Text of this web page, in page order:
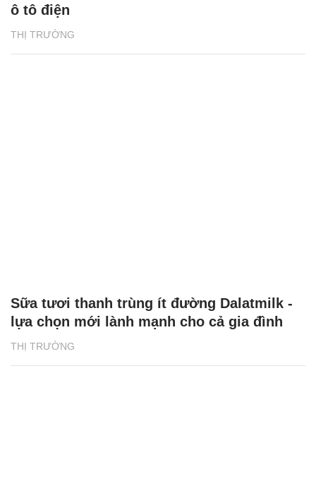
THỊ TRƯỜNG
ô tô điện
THỊ TRƯỜNG
Sữa tươi thanh trùng ít đường Dalatmilk -
lựa chọn mới lành mạnh cho cả gia đình